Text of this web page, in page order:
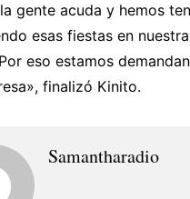
gente acuda y hemos
esas fiestas en
eso estamos
finalizó Kinito.
Samantharadio